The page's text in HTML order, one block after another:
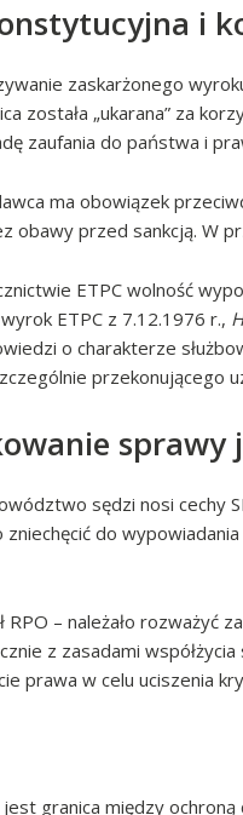
i
zaskarżonego
została „ukarana” za
zaufania do państwa i
ma obowiązek
obawy przed sankcją. W
ETPC wolność
ETPC z 7.12.1976 r.,
o charakterze
przekonującego
sprawy
sędzi nosi cechy
do
RPO – należało
z zasadami
prawa w celu uciszenia
granica między